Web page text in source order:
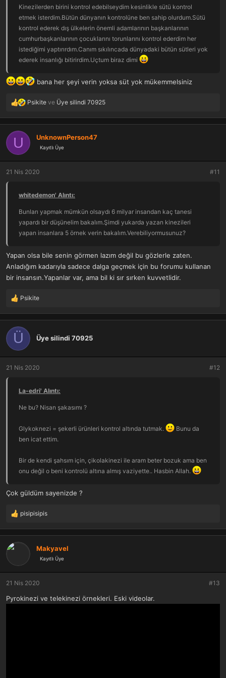
Kinezilerden birini kontrol edebilseydim kesinlikle sütü kontrol
etmek isterdim.Bütün dünyanın kontrolüne ben sahip olurdum.Sütü
kontrol ederek dış ülkelerin önemli adamlarının başkanlarının
cumhurbaşkanlarının çocuklarını torunlarını kontrol ederdim her
istediğimi yaptırırdım.Canım sıkılıncada dünyadaki bütün sütleri yok
ederek insanlığı bitirirdim.Uçtum biraz dimi
bana her şeyi verin yoksa süt yok mükemmelsiniz
T
p
k
l
e
r
Psikite ve Üye silindi 70925
U UnknownPerson47
Kayıtlı Üye
21 Nis 2020 #11
whitedemon' Alıntı:
Bunları yapmak mümkün olsaydı 6 milyar insandan kaç tanesi
yapardı bir düşünelim bakalım.Şimdi yukarda yazan kinezileri
yapan insanlara 5 örnek verin bakalım.Verebiliyormusunuz?
Yapan olsa bile senin görmen lazım değil bu gözlerle zaten.
Anladığım kadarıyla sadece dalga geçmek için bu forumu kullanan
bir insansın.Yapanlar var, ama bil ki sır sırken kuvvetlidir.
T
p
k
l
e
r
Psikite
Ü Üye silindi 70925
21 Nis 2020 #12
La-edri' Alıntı:
Ne bu? Nisan şakasımı ?
Glykoknezi = şekerli ürünleri kontrol altında tutmak.
Bunu da
ben icat ettim.
Bir de kendi şahsım için, çikolakinezi ile aram beter bozuk ama ben
onu değil o beni kontrolü altına almış vaziyette.. Hasbin Allah.
Çok güldüm sayenizde ?
T
p
k
l
e
r
pisipisipis
Makyavel
Kayıtlı Üye
21 Nis 2020 #13
Pyrokinezi ve telekinezi örnekleri. Eski videolar.